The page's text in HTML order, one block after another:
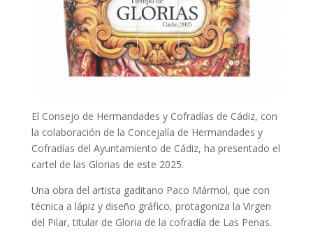
El Consejo de Hermandades y Cofradías de Cádiz, con
la colaboración de la Concejalía de Hermandades y
Cofradías del Ayuntamiento de Cádiz, ha presentado el
cartel de las Glorias de este 2025.
Una obra del artista gaditano Paco Mármol, que con
técnica a lápiz y diseño gráfico, protagoniza la Virgen
del Pilar, titular de Gloria de la cofradía de Las Penas.